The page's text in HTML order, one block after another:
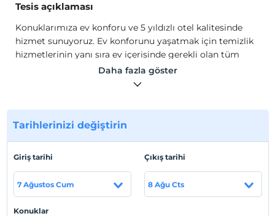
Tesis açıklaması
Konuklarımıza ev konforu ve 5 yıldızlı otel kalitesinde
hizmet sunuyoruz. Ev konforunu yaşatmak için temizlik
hizmetlerinin yanı sıra ev içerisinde gerekli olan tüm
olanakları sağlıyoruz.
Her köşesinde görkemli tarihi mirasları ve hareketli gece
keşfederken kendinizi rahat hissetmeniz içinse
mükemmel bir yerimiz var. Merkezi ve büyüleyici
dairemiz Vortex, bazıları yürüme mesafesinde olmak
üzere Beyoğlu'nun en popüler cazibe merkezleriyle
çevrili. Eşsiz ve unutulması güç bir İstanbul deneyimi
için şimdi rezervasyon yapın!
Daha fazla göster
Tarihlerinizi değiştirin
Giriş tarihi
7 Ağustos Cum
Çıkış tarihi
8 Ağu Cts
Konuklar